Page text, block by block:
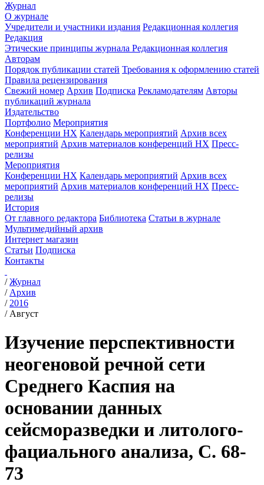
Журнал
О журнале
Учредители и участники издания Редакционная коллегия
Редакция
Этические принципы журнала Редакционная коллегия
Авторам
Порядок публикации статей Требования к оформлению статей
Правила рецензирования
Свежий номер Архив Подписка Рекламодателям Авторы
публикаций журнала
Издательство
Портфолио Мероприятия
Конференции НХ Календарь мероприятий Архив всех
мероприятий Архив материалов конференций НХ Пресс-
релизы
Мероприятия
Конференции НХ Календарь мероприятий Архив всех
мероприятий Архив материалов конференций НХ Пресс-
релизы
История
От главного редактора Библиотека Статьи в журнале
Мультимедийный архив
Интернет магазин
Статьи Подписка
Контакты
/Журнал
/ Архив
/ 2016
/ Август
Изучение перспективности
неогеновой речной сети
Среднего Каспия на
основании данных
сейсморазведки и литолого-
фациального анализа, C. 68-
73